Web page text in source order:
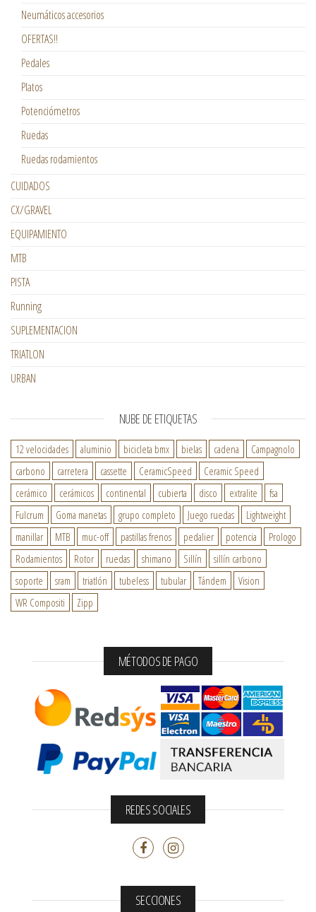
Neumáticos accesorios
OFERTAS!!
Pedales
Platos
Potenciómetros
Ruedas
Ruedas rodamientos
CUIDADOS
CX/GRAVEL
EQUIPAMIENTO
MTB
PISTA
Running
SUPLEMENTACION
TRIATLON
URBAN
NUBE DE ETIQUETAS
12 velocidades aluminio bicicleta bmx bielas cadena
Campagnolo
carbono
carretera cassette CeramicSpeed
Ceramic Speed
cerámico
cerámicos continental cubierta disco extralite
fsa
Fulcrum
Goma manetas grupo completo Juego ruedas
Lightweight
manillar
MTB muc-off pastillas frenos pedalier potencia
Prologo
Rodamientos
Rotor ruedas shimano Sillín
sillín carbono
soporte
sram triatlón tubeless tubular Tándem
Vision
WR Compositi
Zipp
MÉTODOS DE PAGO
REDES SOCIALES
SECCIONES